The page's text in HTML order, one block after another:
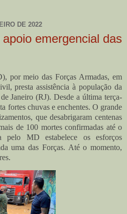
DE 2022
emergencial das
por meio das Forças Armadas, em
presta assistência à população da
Janeiro (RJ). Desde a última terça-
fortes chuvas e enchentes. O grande
que desabrigaram centenas
de 100 mortes confirmadas até o
pelo MD estabelece os esforços
uma das Forças. Até o momento,